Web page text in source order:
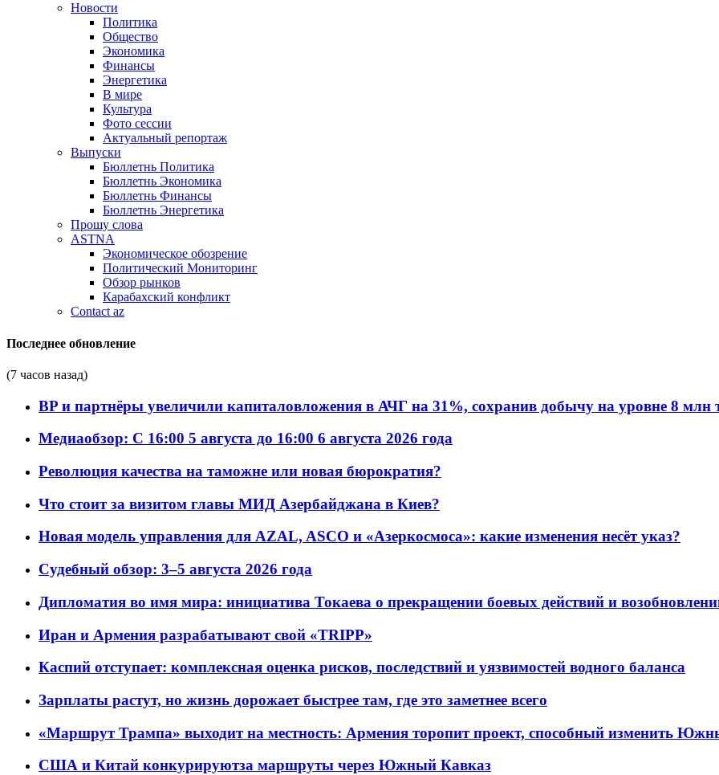
Новости
Политика
Общество
Экономика
Финансы
Энергетика
В мире
Культура
Фото сессии
Актуальный репортаж
Выпуски
Бюллетнь Политика
Бюллетнь Экономика
Бюллетнь Финансы
Бюллетнь Энергетика
Прошу слова
ASTNA
Экономическое обозрение
Политический Мониторинг
Обзор рынков
Карабахский конфликт
Contact az
Последнее обновление
(7 часов назад)
BP и партнёры увеличили капиталовложения в АЧГ на 31%, сохранив добычу на уровне 8 млн
Медиаобзор: С 16:00 5 августа до 16:00 6 августа 2026 года
Революция качества на таможне или новая бюрократия?
Что стоит за визитом главы МИД Азербайджана в Киев?
Новая модель управления для AZAL, ASCO и «Азеркосмоса»: какие изменения несёт указ?
Судебный обзор: 3–5 августа 2026 года
Дипломатия во имя мира: инициатива Токаева о прекращении боевых действий и
Иран и Армения разрабатывают свой «TRIPP»
Каспий отступает: комплексная оценка рисков, последствий и уязвимостей водного баланса
Зарплаты растут, но жизнь дорожает быстрее там, где это заметнее всего
«Маршрут Трампа» выходит на местность: Армения торопит проект, способный изменить
США и Китай конкурируютза маршруты через Южный Кавказ